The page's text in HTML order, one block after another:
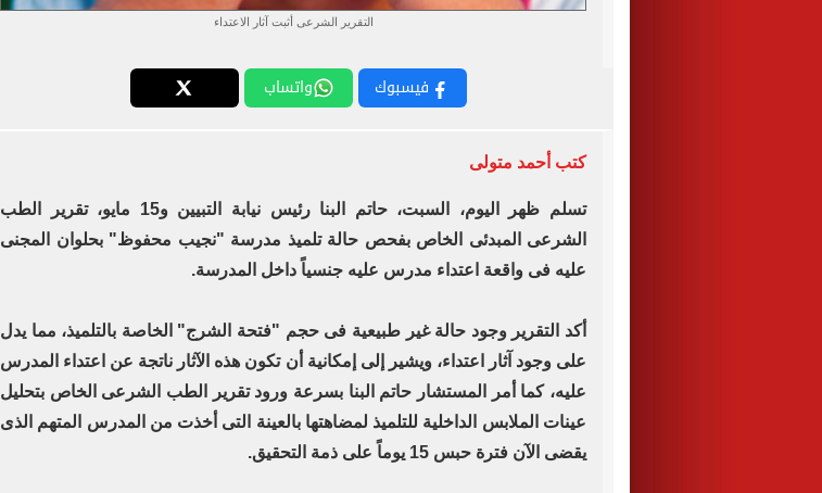
التقرير الشرعى أثبت آثار الاعتداء
فيسبوك واتساب
كتب أحمد متولى
تسلم ظهر اليوم، السبت، حاتم البنا رئيس نيابة التبيين و15 مايو، تقرير الطب
الشرعى المبدئى الخاص بفحص حالة تلميذ مدرسة "نجيب محفوظ" بحلوان المجنى
عليه فى واقعة اعتداء مدرس عليه جنسياً داخل المدرسة.
أكد التقرير وجود حالة غير طبيعية فى حجم "فتحة الشرج" الخاصة بالتلميذ، مما يدل
على وجود آثار اعتداء، ويشير إلى إمكانية أن تكون هذه الآثار ناتجة عن اعتداء المدرس
عليه، كما أمر المستشار حاتم البنا بسرعة ورود تقرير الطب الشرعى الخاص بتحليل
عينات الملابس الداخلية للتلميذ لمضاهتها بالعينة التى أخذت من المدرس المتهم الذى
يقضى الآن فترة حبس 15 يوماً على ذمة التحقيق.